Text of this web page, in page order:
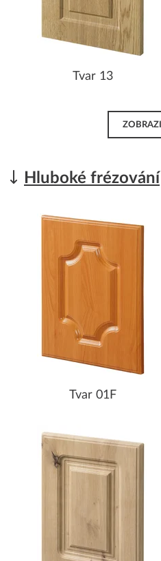
Tvar 13
Hluboké frézování
Tvar 01F